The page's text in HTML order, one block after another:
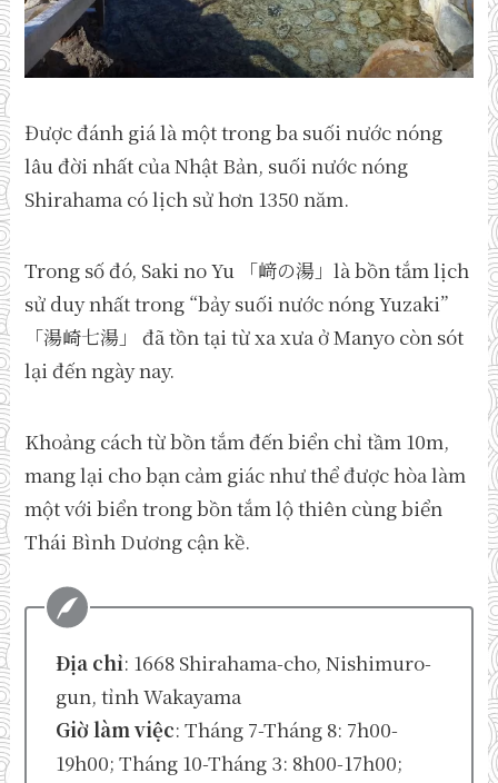
Được đánh giá là một trong ba suối nước nóng
lâu đời nhất của Nhật Bản, suối nước nóng
Shirahama có lịch sử hơn 1350 năm.
Trong số đó, Saki no Yu 「﨑の湯」là bồn tắm lịch
sử duy nhất trong “bảy suối nước nóng Yuzaki”
「湯崎七湯」 đã tồn tại từ xa xưa ở Manyo còn sót
lại đến ngày nay.
Khoảng cách từ bồn tắm đến biển chỉ tầm 10m,
mang lại cho bạn cảm giác như thể được hòa làm
một với biển trong bồn tắm lộ thiên cùng biển
Thái Bình Dương cận kề.
Địa chỉ: 1668 Shirahama-cho, Nishimuro-
gun, tỉnh Wakayama
Giờ làm việc: Tháng 7-Tháng 8: 7h00-
19h00; Tháng 10-Tháng 3: 8h00-17h00;